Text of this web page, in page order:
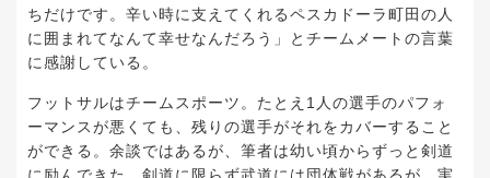
ちだけです。辛い時に支えてくれるペスカドーラ町田の人
に囲まれてなんて幸せなんだろう」とチームメートの言葉
に感謝している。
フットサルはチームスポーツ。たとえ1人の選手のパフォ
ーマンスが悪くても、残りの選手がそれをカバーすること
ができる。余談ではあるが、筆者は幼い頃からずっと剣道
に励んできた。剣道に限らず武道には団体戦があるが、実